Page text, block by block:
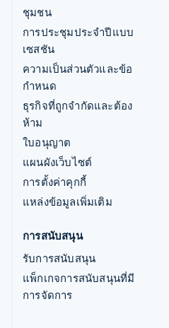
ชุมชน
การประชุมประจำปีแบบ
เซสชัน
ความเป็นส่วนตัวและข้อ
กำหนด
ธุรกิจที่ถูกจำกัดและต้อง
ห้าม
ใบอนุญาต
แผนผังเว็บไซต์
การตั้งค่าคุกกี้
แหล่งข้อมูลเพิ่มเติม
การสนับสนุน
รับการสนับสนุน
แพ็กเกจการสนับสนุนที่มี
การจัดการ